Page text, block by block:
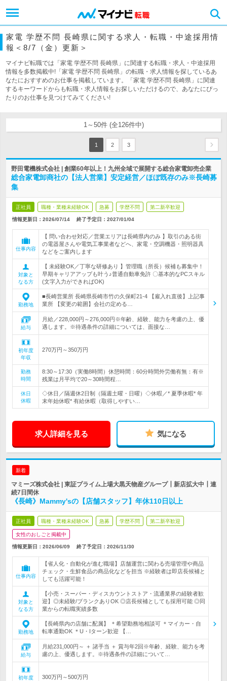
家電 学歴不問 長崎県に関する求人・転職・中途採用情
報＜8/7（金）更新＞
マイナビ転職では「家電 学歴不問 長崎県」に関連する転職・求人・中途採用
情報を多数掲載中!「家電 学歴不問 長崎県」の転職・求人情報を探しているあ
なたにおすすめのお仕事を掲載しています。「家電 学歴不問 長崎県」に関連
するキーワードからも転職・求人情報をお探しいただけるので、あなたにぴっ
たりのお仕事を見つけてみてください!
1～50件 (全126件中)
1 2 3
野田電機株式会社 | 創業60年以上！九州全域で展開する総合家電卸売企業
総合家電卸商社の【法人営業】安定経営／ほぼ既存のみ※長崎募
集
正社員 職種・業種未経験OK 急募 学歴不問 第二新卒歓迎
情報更新日：2026/07/14 終了予定日： 2027/01/04
仕事内容
【 問い合わせ対応／営業エリアは長崎県内のみ 】取引のある街
の電器屋さんや電気工事業者などへ、家電・空調機器・照明器具
などをご案内します
対象と
なる方
【 未経験OK／丁寧な研修あり 】管理職（所長）候補も募集中！
早期キャリアアップも叶う♪普通自動車免許 〇基本的なPCスキル
(文字入力ができればOK)
勤務地
■長崎営業所 長崎県長崎市竹の久保町21-4 【雇入れ直後】上記事
業所 【変更の範囲】会社の定める…
給与
月給／228,000円～276,000円※年齢、経験、能力を考慮の上、優
遇します。※待遇条件の詳細については、面接な…
初年度
年収
270万円～350万円
勤務
時間
8:30～17:30（実働8時間）休憩時間：60分時間外労働有無：有※
残業は月平均で20～30時間程…
休日
休暇
◇休日／隔週休2日制（隔週土曜・日曜）◇休暇／* 夏季休暇* 年
末年始休暇* 有給休暇（取得しやすい…
求人詳細を見る 気になる
新着
マミーズ株式会社 | 東証プライム上場大黒天物産グループ┃新店拡大中┃連
続7日間休
《長崎》Mammy'sの【店舗スタッフ】年休110日以上
正社員 職種・業種未経験OK 急募 学歴不問 第二新卒歓迎
女性のおしごと掲載中
情報更新日：2026/06/09 終了予定日： 2026/11/30
仕事内容
【省人化・自動化が進む職場】店舗運営に関わる売場管理や商品
チェック・生鮮食品の商品化などを担当 ※経験者は即店長候補と
しても活躍可能！
対象と
なる方
【小売・スーパー・ディスカウントストア・流通業界の経験者歓
迎】◎未経験/ブランクありOK ◎店長候補としても採用可能 ◎同
業からの転職実績多数
勤務地
【長崎県内の店舗に配属】 ＊希望勤務地相談可 ＊マイカー・自
転車通勤OK ＊U・Iターン歓迎 【…
給与
月給231,000円～ ＋ 諸手当 ＋ 賞与年2回※年齢、経験、能力を考
慮の上、優遇します。※待遇条件の詳細について…
初年度
300万円～500万円